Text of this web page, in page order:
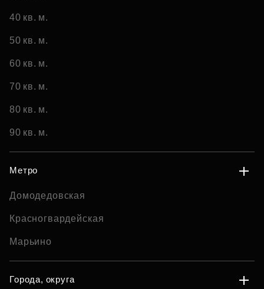
40 кв. м.
50 кв. м.
60 кв. м.
70 кв. м.
80 кв. м.
90 кв. м.
Метро
Домодедовская
Красногвардейская
Марьино
Города, округа